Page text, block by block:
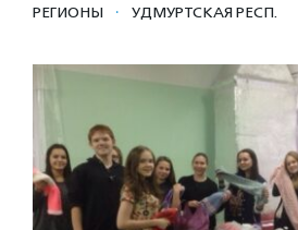
РЕГИОНЫ · УДМУРТСКАЯ РЕСП.